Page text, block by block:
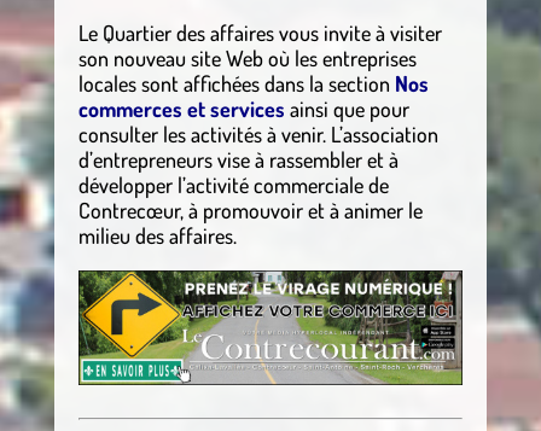
Le Quartier des affaires vous invite à visiter
son nouveau site Web où les entreprises
locales sont affichées dans la section Nos
commerces et services ainsi que pour
consulter les activités à venir. L’association
d’entrepreneurs vise à rassembler et à
développer l’activité commerciale de
Contrecœur, à promouvoir et à animer le
milieu des affaires.